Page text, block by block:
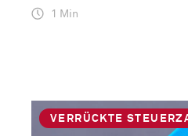
1 Min
VERRÜCKTE